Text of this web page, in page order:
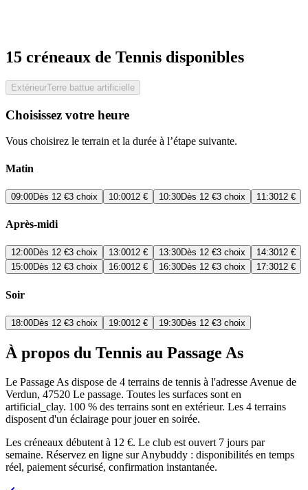
15 créneaux de Tennis disponibles
ExtérieurTerre battue artificielle
Choisissez votre heure
Vous choisirez le terrain et la durée à l’étape suivante.
Matin
09:00Dès 12 €3 choix 10:0012 € 10:30Dès 12 €3 choix 11:3012 €
Après-midi
12:00Dès 12 €3 choix 13:0012 € 13:30Dès 12 €3 choix 14:3012 €
15:00Dès 12 €3 choix 16:0012 € 16:30Dès 12 €3 choix 17:3012 €
Soir
18:00Dès 12 €3 choix 19:0012 € 19:30Dès 12 €3 choix
À propos du Tennis au Passage As
Le Passage As dispose de 4 terrains de tennis à l'adresse Avenue de
Verdun, 47520 Le passage. Toutes les surfaces sont en
artificial_clay. 100 % des terrains sont en extérieur. Les 4 terrains
disposent d'un éclairage pour jouer en soirée.
Les créneaux débutent à 12 €. Le club est ouvert 7 jours par
semaine. Réservez en ligne sur Anybuddy : disponibilités en temps
réel, paiement sécurisé, confirmation instantanée.